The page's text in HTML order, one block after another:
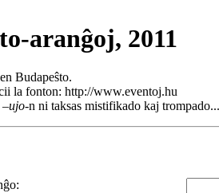
aranĝoj, 2011
Budapeŝto.
la fonton: http://www.eventoj.hu
–ujo-n ni taksas mistifikado kaj trompado...